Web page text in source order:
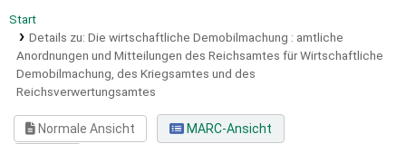
Start
Details zu: Die wirtschaftliche Demobilmachung : amtliche
Anordnungen und Mitteilungen des Reichsamtes für Wirtschaftliche
Demobilmachung, des Kriegsamtes und des
Reichsverwertungsamtes
Normale Ansicht
MARC-Ansicht